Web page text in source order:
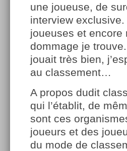
une joueuse, de
interview
joueuses et encore
dommage je
jouait très bien,
au classement…
A propos dudit
qui l’établit, de
sont ces
joueurs et des
du mode de